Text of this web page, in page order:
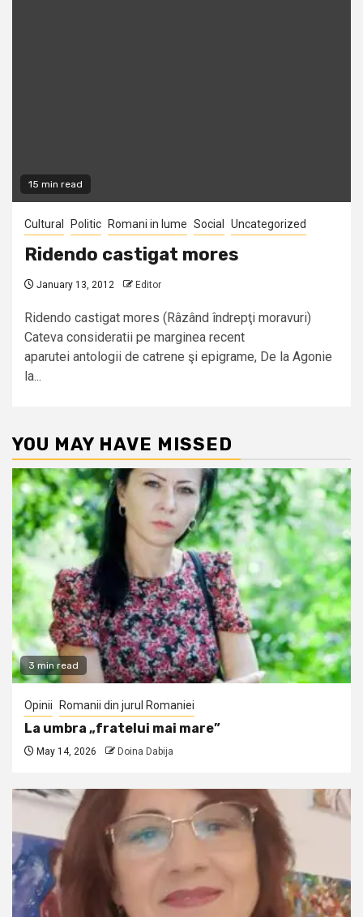
15 min read
Cultural Politic Romani in lume Social Uncategorized
Ridendo castigat mores
January 13, 2012 Editor
Ridendo castigat mores (Râzând îndrepţi moravuri)
Cateva consideratii pe marginea recent
aparutei antologii de catrene şi epigrame, De la Agonie
la...
YOU MAY HAVE MISSED
3 min read
Opinii Romanii din jurul Romaniei
La umbra „fratelui mai mare”
May 14, 2026 Doina Dabija